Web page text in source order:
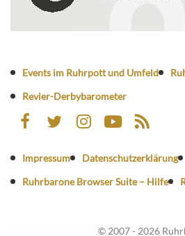
Events im Ruhrpott und Umfeld
Revier-Derbybarometer
Impressum Datenschutzerklärung
Ruhrbarone Browser Suite – Hilfe
© 2007 - 2026